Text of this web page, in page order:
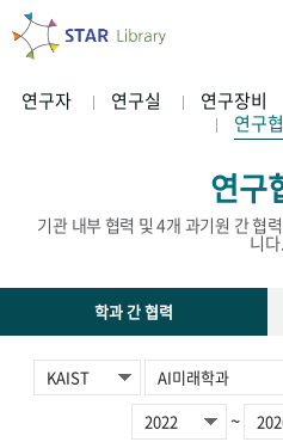
연구자 연구실 연구장비
연구
연구
기관 내부 협력 및 4개 과기원 간 협
니다.
학과 간 협력
~